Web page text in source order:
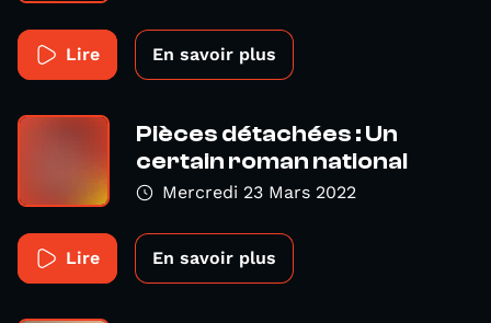
Lire En savoir plus
Pièces détachées : Un
certain roman national
Mercredi 23 Mars 2022
Lire En savoir plus